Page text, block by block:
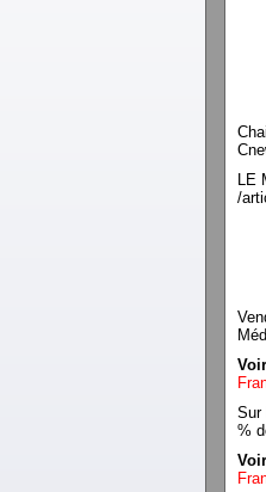
/
Sur
%